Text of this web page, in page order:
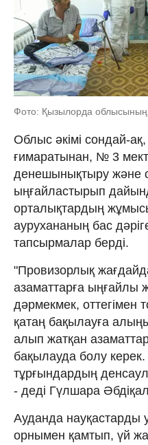
Фото: Қызылорда облысының
Облыс әкімі сондай-
ғимаратынан, № 3
денешынықтыру және
ыңғайластырып
орталықтардың
аурухананың бас
тапсырмалар берді.
"Провизорлық
азаматтарға ыңғайлы
дәрмекмек, оттегімен
қатаң бақылауға
алып жатқан
бақылауда болу керек.
тұрғындардың
- деді Гүлшара
Ауданда науқастарды
орнымен қамтып, үй